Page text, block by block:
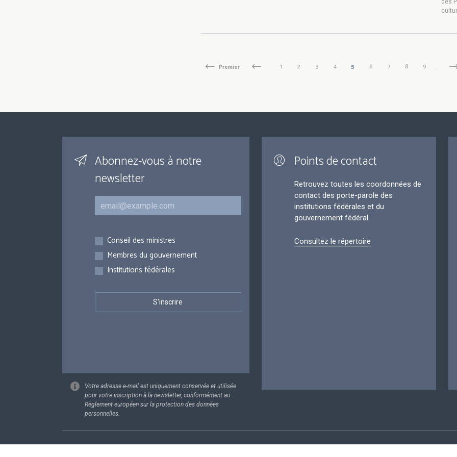
des
Première
Premier PreviousPage
1 Page
2 Page
3 Page
4
Page
5 Page
6 Page
7 Page
8 Page
9 …
Abonnez-vous à notre
newsletter
Courriel
Inscriptions
Conseil des ministres
Membres du gouvernement
Institutions fédérales
Votre adresse e-mail est uniquement conservée et utilisée
pour votre inscription à la newsletter, conformément au
Règlement européen sur la protection des données
personnelles.
Points de contact
Retrouvez toutes les coordonnées de
contact des porte-parole des
institutions fédérales et du
gouvernement fédéral.
Consultez le répertoire